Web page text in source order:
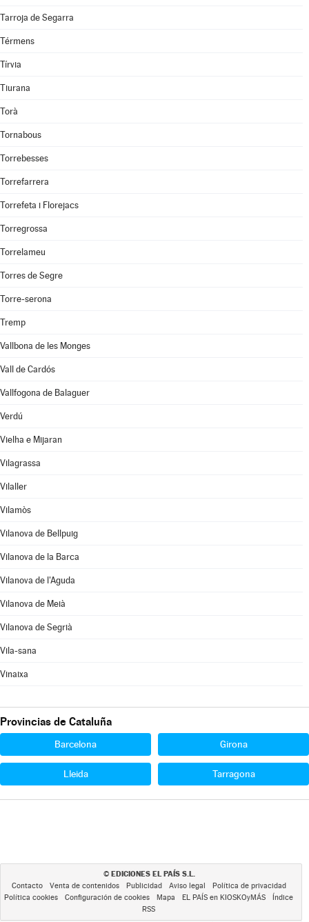
Tarroja de Segarra
Térmens
Tírvia
Tiurana
Torà
Tornabous
Torrebesses
Torrefarrera
Torrefeta i Florejacs
Torregrossa
Torrelameu
Torres de Segre
Torre-serona
Tremp
Vallbona de les Monges
Vall de Cardós
Vallfogona de Balaguer
Verdú
Vielha e Mijaran
Vilagrassa
Vilaller
Vilamòs
Vilanova de Bellpuig
Vilanova de la Barca
Vilanova de l'Aguda
Vilanova de Meià
Vilanova de Segrià
Vila-sana
Vinaixa
Provincias de Cataluña
Barcelona Girona
Lleida Tarragona
© EDICIONES EL PAÍS S.L.
Contacto Venta de contenidos Publicidad Aviso legal
Política de privacidad
Política cookies
Configuración de cookies Mapa EL PAÍS en KIOSKOyMÁS
Índice
RSS